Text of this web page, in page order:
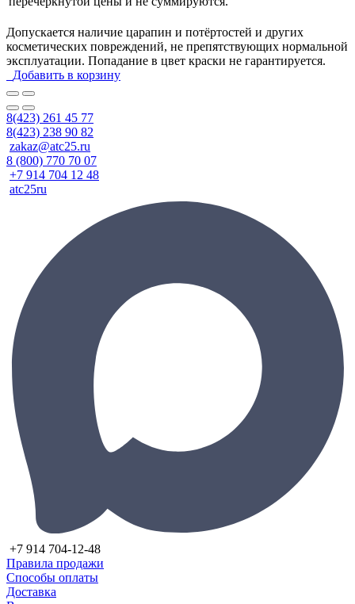
Допускается наличие царапин и потёртостей и других
косметических повреждений, не препятствующих нормальной
эксплуатации. Попадание в цвет краски не гарантируется.
Добавить в корзину
8(423) 261 45 77
8(423) 238 90 82
zakaz@atc25.ru
8 (800) 770 70 07
+7 914 704 12 48
atc25ru
+7 914 704-12-48
Правила продажи
Способы оплаты
Доставка